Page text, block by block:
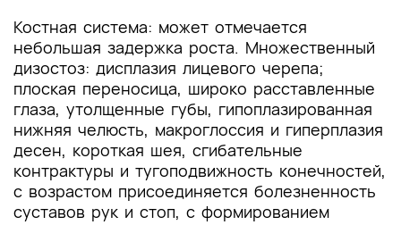
Костная система: может отмечается
небольшая задержка роста. Множественный
дизостоз: дисплазия лицевого черепа;
плоская переносица, широко расставленные
глаза, утолщенные губы, гипоплазированная
нижняя челюсть, макроглоссия и гиперплазия
десен, короткая шея, сгибательные
контрактуры и тугоподвижность конечностей,
с возрастом присоединяется болезненность
суставов рук и стоп, с формированием